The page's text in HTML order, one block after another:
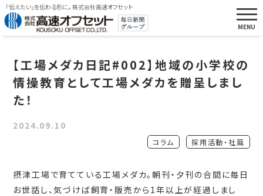
「伝えたい」を伝わる形に。 株式会社高速オフセット
【工場メダカ日記#002】地域の小学校の
情操教育として工場メダカを贈呈しまし
た！
2024.09.10
コラム 採用活動・社風
摂津工場で育てている工場メダカ。朝刊・夕刊の合間に毎日
お世話し、気づけば飼育・販売から1年以上が経過しまし